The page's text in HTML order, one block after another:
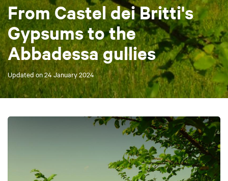
From Castel dei Britti's
Gypsums to the
Abbadessa gullies
Updated on24 January 2024